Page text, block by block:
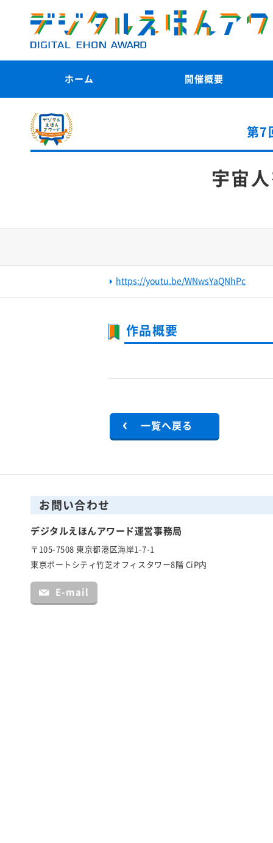
ホーム 開催概要
第7
宇宙
https://youtu.be/WNwsYaQNhPc
作品概要
一覧へ戻る
お問い合わせ
デジタルえほんアワード運営事務局
〒105-7508 東京都港区海岸1-7-1
東京ポートシティ竹芝オフィスタワー8階 CiP内
E-mail